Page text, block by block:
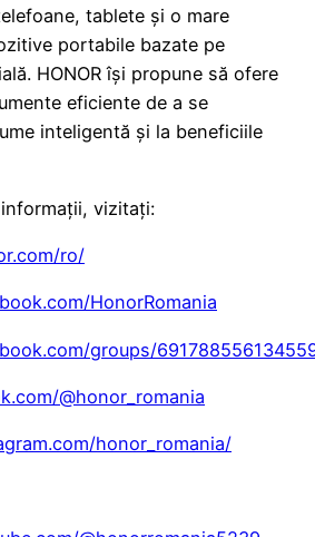
tablete și o mare
portabile bazate pe
HONOR își propune să ofere
eficiente de a se
inteligentă și la beneficiile
vizitați:
ro/
HonorRomania
groups/
@honor_romania
honor_romania/